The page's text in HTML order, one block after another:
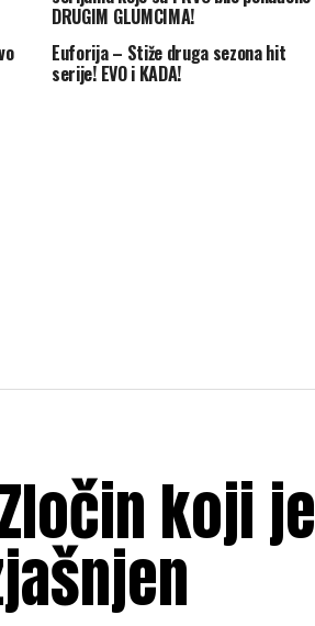
DRUGIM GLUMCIMA!
Euforija – Stiže druga sezona hit
serije! EVO i KADA!
Zločin koji je